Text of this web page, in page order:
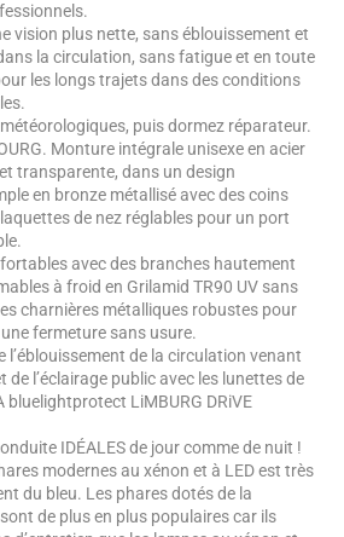
vision plus nette, sans éblouissement et
la circulation, sans fatigue et en toute
les longs trajets dans des conditions
puis dormez réparateur.
Monture intégrale unisexe en acier
transparente, dans un design
en bronze métallisé avec des coins
de nez réglables pour un port
avec des branches hautement
à froid en Grilamid TR90 UV sans
charnières métalliques robustes pour
fermeture sans usure.
l’éblouissement de la circulation venant
de l’éclairage public avec les lunettes de
bluelightprotect LiMBURG DRiVE
IDÉALES de jour comme de nuit !
modernes au xénon et à LED est très
du bleu. Les phares dotés de la
de plus en plus populaires car ils